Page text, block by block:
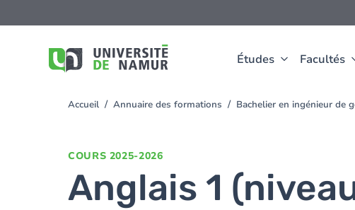
Études Facultés
au
You
Accueil Annuaire des formations Bachelier en ingénieur de
COURS 2025-2026
Anglais 1